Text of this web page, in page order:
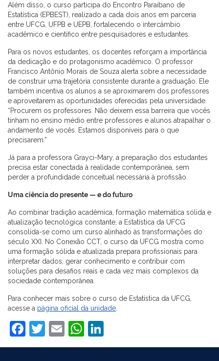
Além disso, o curso participa do Encontro Paraibano de
Estatística (EPBEST), realizado a cada dois anos em parceria
entre UFCG, UFPB e UEPB, fortalecendo o intercâmbio
acadêmico e científico entre pesquisadores e estudantes.
Para os novos estudantes, os docentes reforçam a importância
da dedicação e do protagonismo acadêmico. O professor
Francisco Antônio Morais de Souza alerta sobre a necessidade
de construir uma trajetória consistente durante a graduação. Ele
também incentiva os alunos a se aproximarem dos professores
e aproveitarem as oportunidades oferecidas pela universidade.
“Procurem os professores. Não deixem essa barreira que vocês
tinham no ensino médio entre professores e alunos atrapalhar o
andamento de vocês. Estamos disponíveis para o que
precisarem.”
Já para a professora Grayci-Mary, a preparação dos estudantes
precisa estar conectada à realidade contemporânea, sem
perder a profundidade conceitual necessária à profissão.
Uma ciência do presente — e do futuro
Ao combinar tradição acadêmica, formação matemática sólida e
atualização tecnológica constante, a Estatística da UFCG
consolida-se como um curso alinhado às transformações do
século XXI. No Conexão CCT, o curso da UFCG mostra como
uma formação sólida e atualizada prepara profissionais para
interpretar dados, gerar conhecimento e contribuir com
soluções para desafios reais e cada vez mais complexos da
sociedade contemporânea.
Para conhecer mais sobre o curso de Estatística da UFCG,
acesse a página oficial da unidade
Facebook
Twitter
EmailWhatsApp